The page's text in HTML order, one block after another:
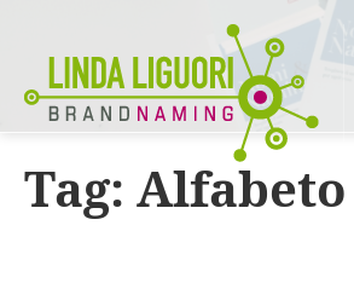
Tag: Alfabeto